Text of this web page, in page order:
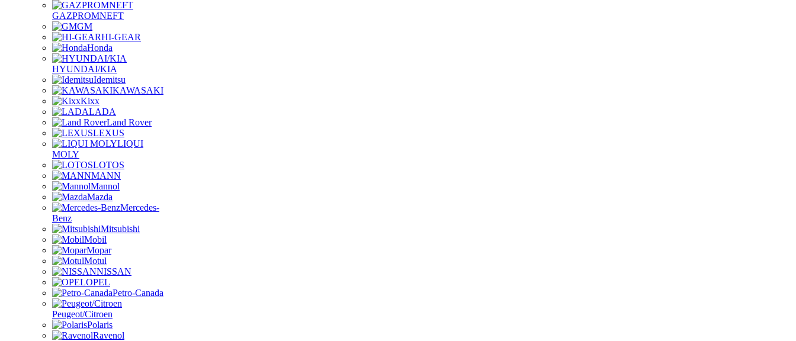
GAZPROMNEFT
GM
HI-GEAR
Honda
HYUNDAI/KIA
Idemitsu
KAWASAKI
Kixx
LADA
Land Rover
LEXUS
LIQUI
MOLY
LOTOS
MANN
Mannol
Mazda
Mercedes-
Benz
Mitsubishi
Mobil
Mopar
Motul
NISSAN
OPEL
Petro-Canada
Peugeot/Citroen
Polaris
Ravenol